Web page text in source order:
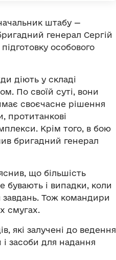
штабу —
генерал Сергій
особового
діють у складі
По своїй суті, вони
своєчасне рішення
протитанкові
Крім того, в бою
бригадний генерал
що більшість
бувають і випадки, коли
Тож командири
смугах.
які залучені до ведення
засоби для надання